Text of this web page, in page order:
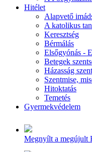
Hitélet
Alapvető
A katolikus
Keresztség
Bérmálás
Elsőgyónás -
Betegek
Házasság
Szentmise,
Hitoktatás
Temetés
Gyermekvédelem
Megnyílt a megújult